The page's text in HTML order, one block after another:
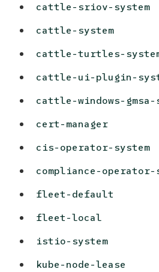
cattle-sriov-system
cattle-system
cattle-turtles-
cattle-ui-plugin-
cattle-windows-gmsa-
cert-manager
cis-operator-system
compliance-operator-
fleet-default
fleet-local
istio-system
kube-node-lease